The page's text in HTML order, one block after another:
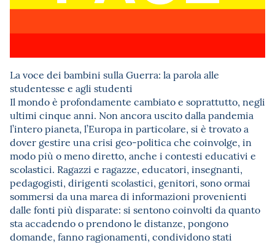
La voce dei bambini sulla Guerra: la parola alle
studentesse e agli studenti
Il mondo è profondamente cambiato e soprattutto, negli
ultimi cinque anni. Non ancora uscito dalla pandemia
l’intero pianeta, l’Europa in particolare, si è trovato a
dover gestire una crisi geo-politica che coinvolge, in
modo più o meno diretto, anche i contesti educativi e
scolastici. Ragazzi e ragazze, educatori, insegnanti,
pedagogisti, dirigenti scolastici, genitori, sono ormai
sommersi da una marea di informazioni provenienti
dalle fonti più disparate: si sentono coinvolti da quanto
sta accadendo o prendono le distanze, pongono
domande, fanno ragionamenti, condividono stati